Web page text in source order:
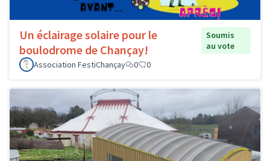
Un éclairage solaire pour le
boulodrome de Chançay!
Soumis
au vote
Association FestiChançay
0 0